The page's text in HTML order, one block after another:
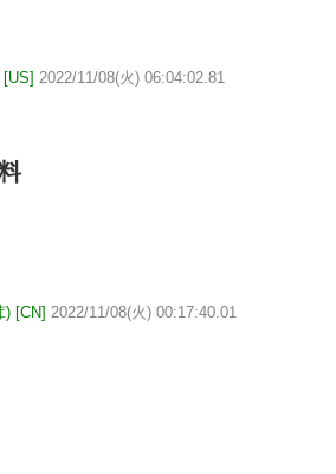
[US] 2022/11/08(火) 06:04:02.81
) [CN] 2022/11/08(火) 00:17:40.01